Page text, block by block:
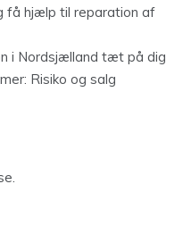
få hjælp til reparation af
i Nordsjælland tæt på dig
Risiko og salg